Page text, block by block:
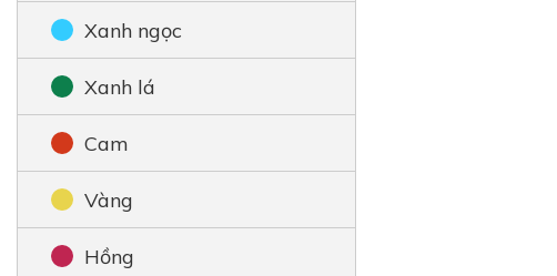
Xanh ngọc
Xanh lá
Cam
Vàng
Hồng